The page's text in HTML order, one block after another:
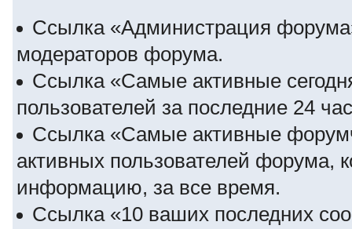
Ссылка «Администрация
модераторов форума.
Ссылка «Самые активные
пользователей за последние 24
Ссылка «Самые активные
активных пользователей форума,
информацию, за все время.
Ссылка «10 ваших последних